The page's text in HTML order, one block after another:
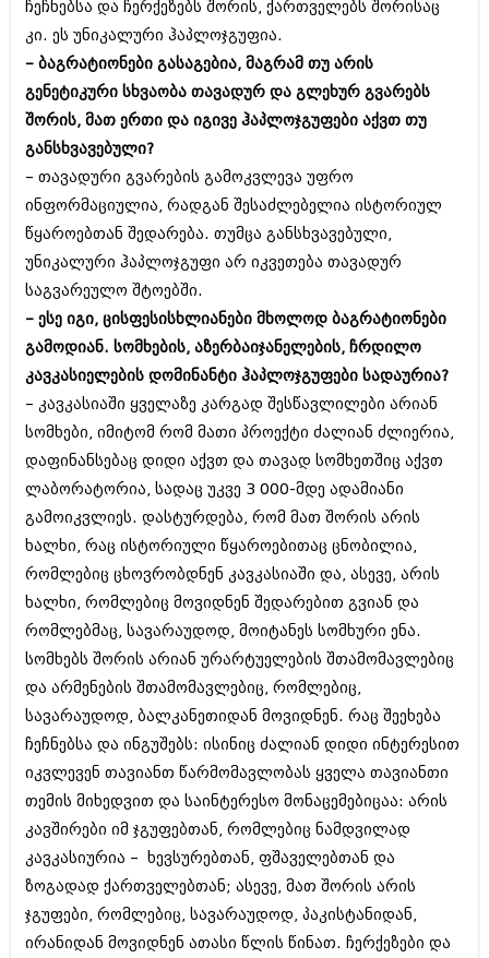
ჩეჩნებსა და ჩერქეზებს შორის, ქართველებს შორისაც
კი. ეს უნიკალური ჰაპლოჯგუფია.
– ბაგრატიონები გასაგებია, მაგრამ თუ არის
გენეტიკური სხვაობა თავადურ და გლეხურ გვარებს
შორის, მათ ერთი და იგივე ჰაპლოჯგუფები აქვთ თუ
განსხვავებული?
– თავადური გვარების გამოკვლევა უფრო
ინფორმაციულია, რადგან შესაძლებელია ისტორიულ
წყაროებთან შედარება. თუმცა განსხვავებული,
უნიკალური ჰაპლოჯგუფი არ იკვეთება თავადურ
საგვარეულო შტოებში.
– ესე იგი, ცისფესისხლიანები მხოლოდ ბაგრატიონები
გამოდიან. სომხების, აზერბაიჯანელების, ჩრდილო
კავკასიელების დომინანტი ჰაპლოჯგუფები სადაურია?
– კავკასიაში ყველაზე კარგად შესწავლილები არიან
სომხები, იმიტომ რომ მათი პროექტი ძალიან ძლიერია,
დაფინანსებაც დიდი აქვთ და თავად სომხეთშიც აქვთ
ლაბორატორია, სადაც უკვე 3 000-მდე ადამიანი
გამოიკვლიეს. დასტურდება, რომ მათ შორის არის
ხალხი, რაც ისტორიული წყაროებითაც ცნობილია,
რომლებიც ცხოვრობდნენ კავკასიაში და, ასევე, არის
ხალხი, რომლებიც მოვიდნენ შედარებით გვიან და
რომლებმაც, სავარაუდოდ, მოიტანეს სომხური ენა.
სომხებს შორის არიან ურარტუელების შთამომავლებიც
და არმენების შთამომავლებიც, რომლებიც,
სავარაუდოდ, ბალკანეთიდან მოვიდნენ. რაც შეეხება
ჩეჩნებსა და ინგუშებს: ისინიც ძალიან დიდი ინტერესით
იკვლევენ თავიანთ წარმომავლობას ყველა თავიანთი
თემის მიხედვით და საინტერესო მონაცემებიცაა: არის
კავშირები იმ ჯგუფებთან, რომლებიც ნამდვილად
კავკასიურია – ხევსურებთან, ფშაველებთან და
ზოგადად ქართველებთან; ასევე, მათ შორის არის
ჯგუფები, რომლებიც, სავარაუდოდ, პაკისტანიდან,
ირანიდან მოვიდნენ ათასი წლის წინათ. ჩერქეზები და